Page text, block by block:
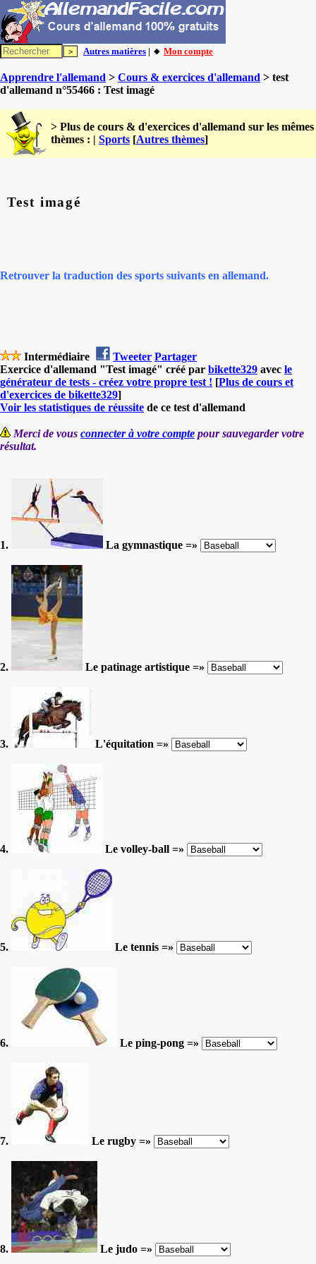
Autres matières | 🔸 Mon compte
Apprendre l'allemand > Cours & exercices d'allemand > test
d'allemand n°55466 : Test imagé
> Plus de cours & d'exercices d'allemand sur les mêmes
thèmes : | Sports [Autres thèmes]
Test imagé
Retrouver la traduction des sports suivants en allemand.
Intermédiaire Tweeter Partager
Exercice d'allemand "Test imagé" créé par bikette329 avec le
générateur de tests - créez votre propre test ! [Plus de cours et
d'exercices de bikette329]
Voir les statistiques de réussite de ce test d'allemand
Merci de vous connecter à votre compte pour sauvegarder votre
résultat.
1. La gymnastique =»
2. Le patinage artistique =»
3. L'équitation =»
4. Le volley-ball =»
5. Le tennis =»
6. Le ping-pong =»
7. Le rugby =»
8. Le judo =»